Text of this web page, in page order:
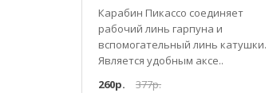
Карабин Пикассо соединяет
рабочий линь гарпуна и
вспомогательный линь катушки.
Является удобным аксе..
260р.
377р.